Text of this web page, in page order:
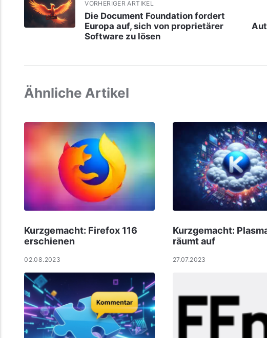
VORHERIGER ARTIKEL
Die Document Foundation fordert
Europa auf, sich von proprietärer
Software zu lösen
Ähnliche Artikel
Kurzgemacht: Firefox 116
erschienen
02.08.2023
Kurzgemacht:
räumt auf
27.07.2023